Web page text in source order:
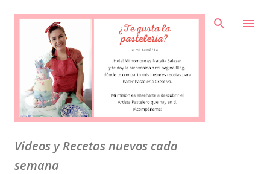
Ir al contenido principal
Videos y Recetas nuevos cada
semana